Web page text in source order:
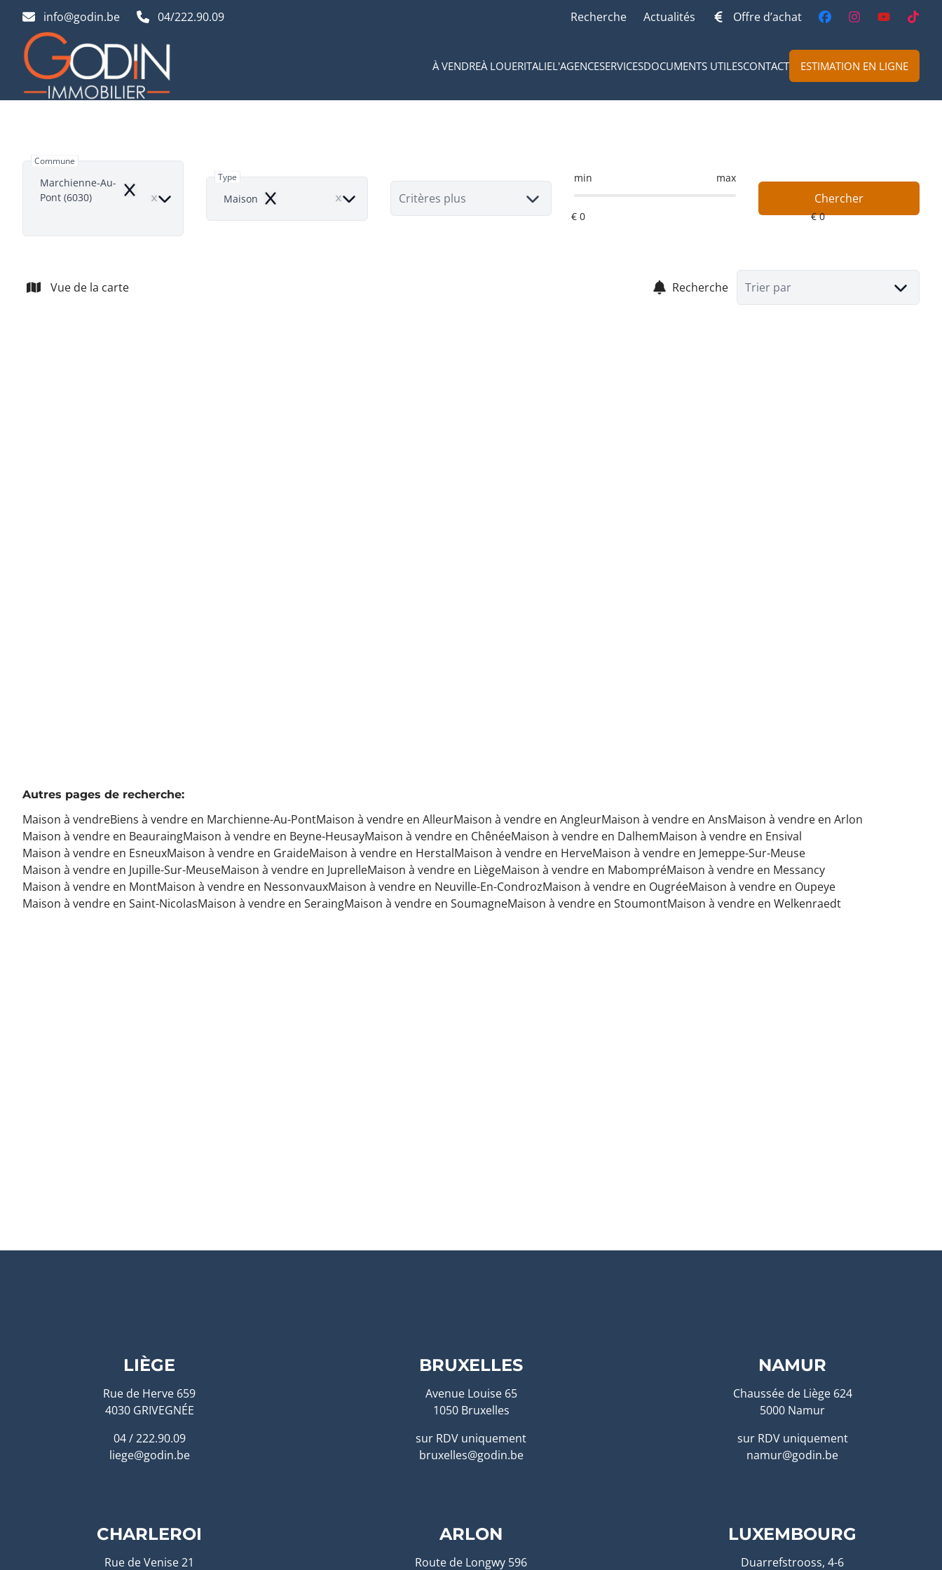
info@godin.be 04/222.90.09 Recherche Actualités Offre d’achat
À VENDREÀ LOUERITALIEL'AGENCESERVICESDOCUMENTS UTILESCONTACT ESTIMATION EN LIGNE
Commune
Marchienne-Au-
Pont (6030)
Remove
Type
Maison Remove Critères plus
min max
Chercher
Vue de la carte Recherche Trier par
Autres pages de recherche:
Maison à vendreBiens à vendre en Marchienne-Au-PontMaison à vendre en AlleurMaison à vendre en AngleurMaison à vendre en AnsMaison à vendre en Arlon
Maison à vendre en BeauraingMaison à vendre en Beyne-HeusayMaison à vendre en ChênéeMaison à vendre en DalhemMaison à vendre en Ensival
Maison à vendre en EsneuxMaison à vendre en GraideMaison à vendre en HerstalMaison à vendre en HerveMaison à vendre en Jemeppe-Sur-Meuse
Maison à vendre en Jupille-Sur-MeuseMaison à vendre en JuprelleMaison à vendre en LiègeMaison à vendre en MabompréMaison à vendre en Messancy
Maison à vendre en MontMaison à vendre en NessonvauxMaison à vendre en Neuville-En-CondrozMaison à vendre en OugréeMaison à vendre en Oupeye
Maison à vendre en Saint-NicolasMaison à vendre en SeraingMaison à vendre en SoumagneMaison à vendre en StoumontMaison à vendre en Welkenraedt
LIÈGE
Rue de Herve 659
4030 GRIVEGNÉE
04 / 222.90.09
liege@godin.be
BRUXELLES
Avenue Louise 65
1050 Bruxelles
sur RDV uniquement
bruxelles@godin.be
NAMUR
Chaussée de Liège 624
5000 Namur
sur RDV uniquement
namur@godin.be
CHARLEROI
Rue de Venise 21
ARLON
Route de Longwy 596
LUXEMBOURG
Duarrefstrooss, 4-6